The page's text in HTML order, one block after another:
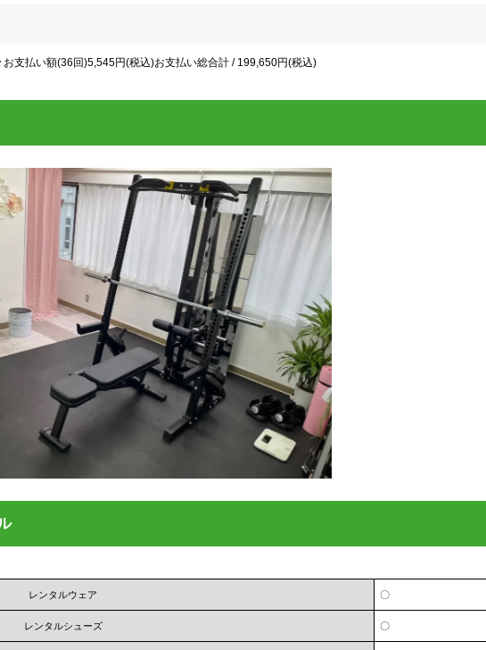
支払い額(36回)5,545円(税込)お支払い総合計 / 199,650円(税込)
レンタルウェア 〇
レンタルシューズ 〇